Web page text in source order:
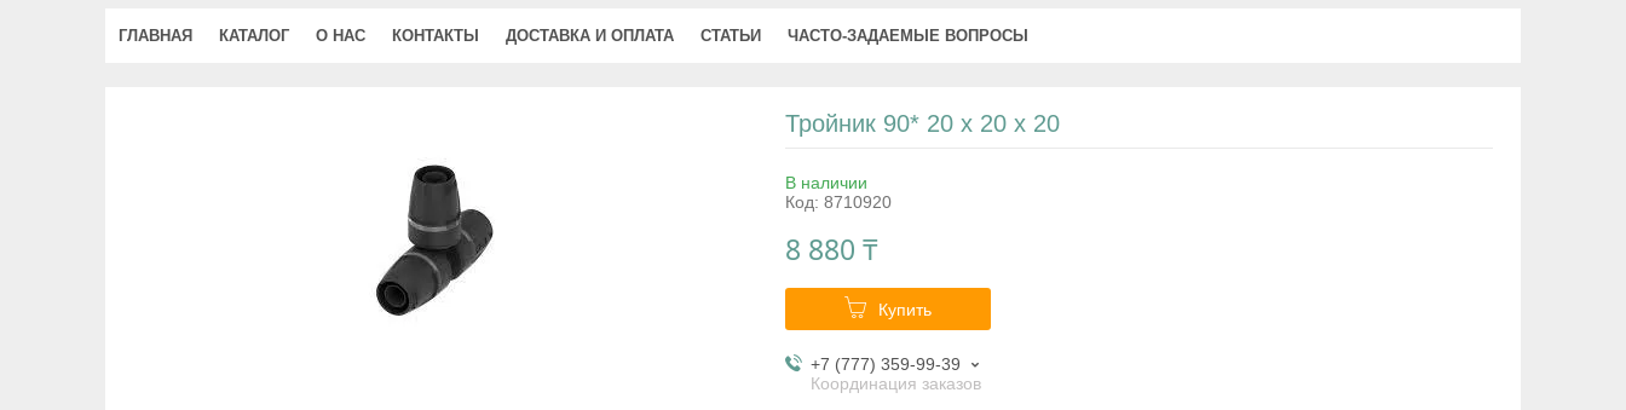
ГЛАВНАЯ КАТАЛОГ О НАС КОНТАКТЫ ДОСТАВКА И ОПЛАТА СТАТЬИ ЧАСТО-ЗАДАЕМЫЕ ВОПРОСЫ
Тройник 90* 20 х 20 х 20
В наличии
Код: 8710920
8 880 ₸
Купить
+7 (777) 359-99-39
Координация заказов